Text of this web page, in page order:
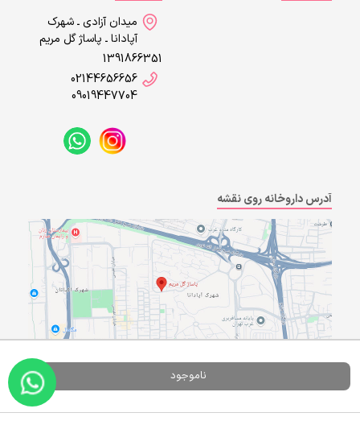
ناموجود
میدان آزادی ـ شهرک
آپادانا ـ پاساژ گل مریم
1391866351
02144656656
09019447704
آدرس داروخانه روی نقشه
A Pluss
Powered By